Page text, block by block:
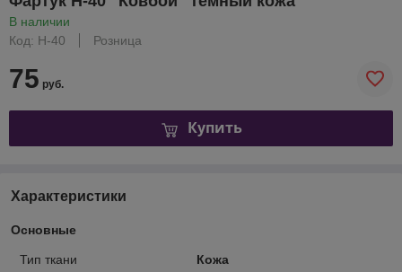
В наличии
Код: H-40
Розница
75 руб.
Купить
Характеристики
Основные
Тип ткани Кожа